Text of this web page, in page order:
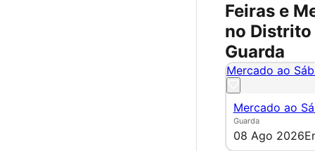
Feiras e
no Distrito
Guarda
Mercado ao
Mercado ao
Guarda
08 Ago 2026